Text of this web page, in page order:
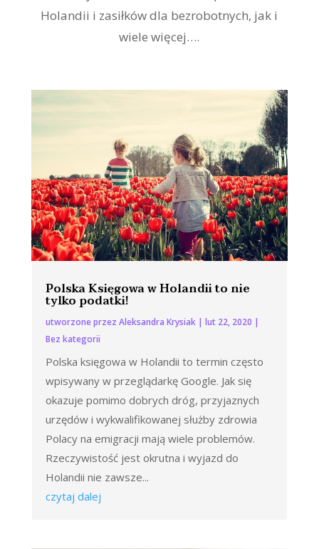
Holandii i zasiłków dla bezrobotnych, jak i
wiele więcej….
Polska Księgowa w Holandii to nie
tylko podatki!
utworzone przez Aleksandra Krysiak| lut 22, 2020 |
Bez kategorii
Polska księgowa w Holandii to termin często
wpisywany w przeglądarkę Google. Jak się
okazuje pomimo dobrych dróg, przyjaznych
urzędów i wykwalifikowanej służby zdrowia
Polacy na emigracji mają wiele problemów.
Rzeczywistość jest okrutna i wyjazd do
Holandii nie zawsze...
czytaj dalej